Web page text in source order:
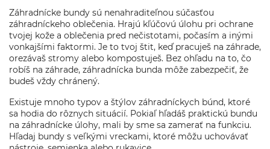
Záhradnícke bundy sú nenahraditeľnou súčasťou
záhradníckeho oblečenia. Hrajú kľúčovú úlohu pri ochrane
tvojej kože a oblečenia pred nečistotami, počasím a inými
vonkajšími faktormi. Je to tvoj štit, keď pracuješ na záhrade,
orezávaš stromy alebo kompostuješ. Bez ohľadu na to, čo
robíš na záhrade, záhradnícka bunda môže zabezpečiť, že
budeš vždy chránený.
Existuje mnoho typov a štýlov záhradníckych búnd, ktoré
sa hodia do rôznych situácií. Pokiaľ hľadáš praktickú bundu
na záhradnícke úlohy, mali by sme sa zamerať na funkciu.
Hľadaj bundy s veľkými vreckami, ktoré môžu uchovávať